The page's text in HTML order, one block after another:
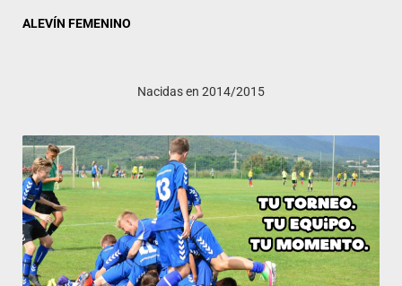
ALEVÍN FEMENINO
Nacidas en 2014/2015